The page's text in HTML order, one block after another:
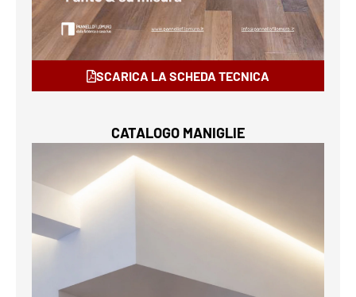
SCARICA LA SCHEDA TECNICA
CATALOGO MANIGLIE